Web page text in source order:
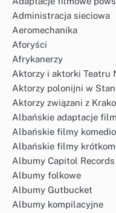
Administracja sieciowa
Aeromechanika
Aforyści
Afrykanerzy
Aktorzy i aktorki Teatru
Aktorzy polonijni w
Aktorzy związani z
Albańskie adaptacje
Albańskie filmy
Albańskie filmy
Albumy Capitol Records
Albumy folkowe
Albumy Gutbucket
Albumy kompilacyjne